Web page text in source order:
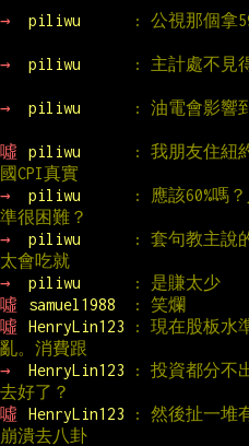
→ piliwu : 公視那個拿
→ piliwu : 主計處不見
→ piliwu : 油電會影響
噓 piliwu
: 我朋友住紐
國CPI真實
→
piliwu
: 應該60%嗎
準很困難？
→
piliwu
: 套句教主說
太會吃就
→
piliwu
: 是賺太少
噓
samuel1988
: 笑爛
噓
HenryLin123
: 現在股板水
亂。消費跟
→
HenryLin123
: 投資都分不
去好了？
噓
HenryLin123
: 然後扯一堆
崩潰去八卦